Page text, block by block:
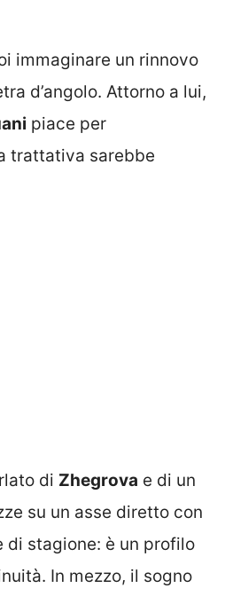
immaginare un rinnovo
d’angolo. Attorno a lui,
piace per
trattativa sarebbe
di Zhegrova e di un
su un asse diretto con
di stagione: è un profilo
In mezzo, il sogno